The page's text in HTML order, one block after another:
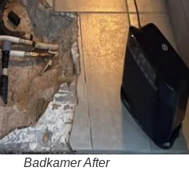
Badkamer After